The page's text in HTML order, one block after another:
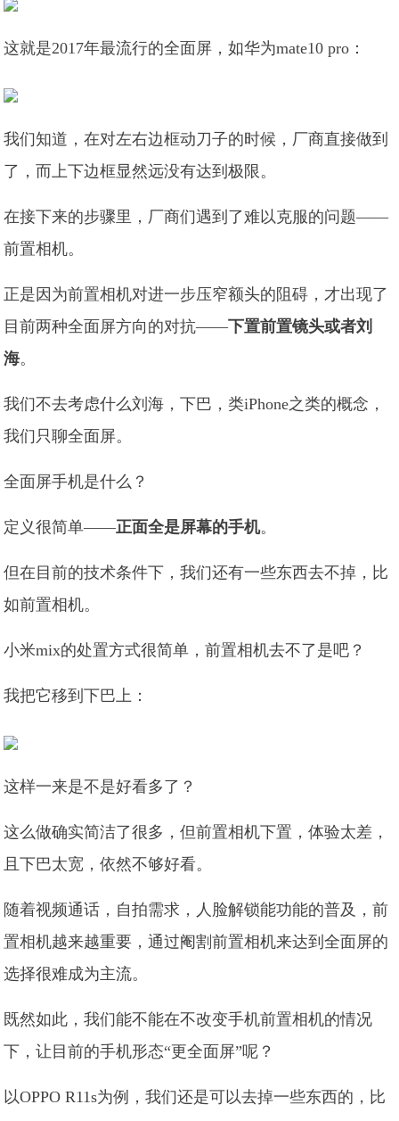
这就是2017年最流行的全面屏，如华为mate10 pro：
我们知道，在对左右边框动刀子的时候，厂商直接做到
了，而上下边框显然远没有达到极限。
在接下来的步骤里，厂商们遇到了难以克服的问题——
前置相机。
正是因为前置相机对进一步压窄额头的阻碍，才出现了
目前两种全面屏方向的对抗——下置前置镜头或者刘
海。
我们不去考虑什么刘海，下巴，类iPhone之类的概念，
我们只聊全面屏。
全面屏手机是什么？
定义很简单——正面全是屏幕的手机。
但在目前的技术条件下，我们还有一些东西去不掉，比
如前置相机。
小米mix的处置方式很简单，前置相机去不了是吧？
我把它移到下巴上：
这样一来是不是好看多了？
这么做确实简洁了很多，但前置相机下置，体验太差，
且下巴太宽，依然不够好看。
随着视频通话，自拍需求，人脸解锁能功能的普及，前
置相机越来越重要，通过阉割前置相机来达到全面屏的
选择很难成为主流。
既然如此，我们能不能在不改变手机前置相机的情况
下，让目前的手机形态“更全面屏”呢？
以OPPO R11s为例，我们还是可以去掉一些东西的，比